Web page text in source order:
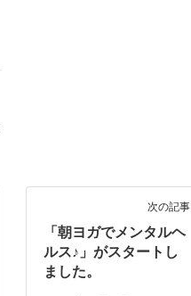
次の記事
「朝ヨガでメンタルヘ
ルス♪」がスタートし
ました。